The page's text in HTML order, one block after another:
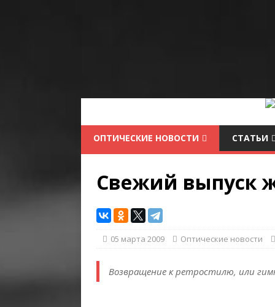
ОПТИЧЕСКИЕ НОВОСТИ СТАТЬИ
Свежий выпуск
05 марта 2009 Оптические новости
Возвращение к ретростилю, или